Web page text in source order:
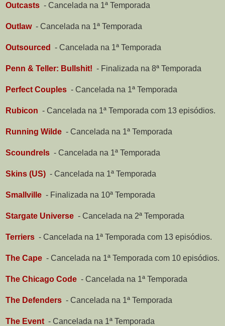
Outcasts - Cancelada na 1ª Temporada
Outlaw- Cancelada na 1ª Temporada
Outsourced - Cancelada na 1ª Temporada
Penn & Teller: Bullshit! - Finalizada na 8ª Temporada
Perfect Couples - Cancelada na 1ª Temporada
Rubicon - Cancelada na 1ª Temporada com 13 episódios.
Running Wilde - Cancelada na 1ª Temporada
Scoundrels - Cancelada na 1ª Temporada
Skins (US) - Cancelada na 1ª Temporada
Smallville - Finalizada na 10ª Temporada
Stargate Universe - Cancelada na 2ª Temporada
Terriers - Cancelada na 1ª Temporada com 13 episódios.
The Cape - Cancelada na 1ª Temporada com 10 episódios.
The Chicago Code - Cancelada na 1ª Temporada
The Defenders - Cancelada na 1ª Temporada
The Event - Cancelada na 1ª Temporada